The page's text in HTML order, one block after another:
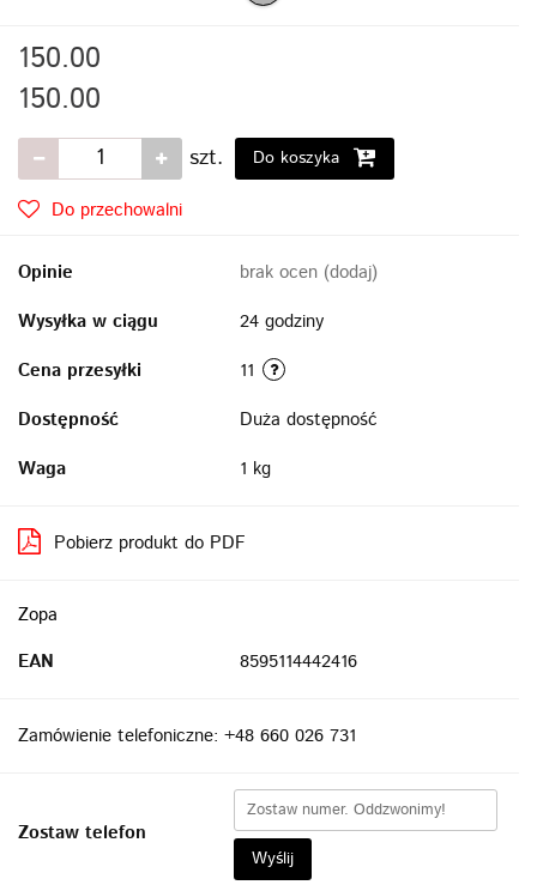
150.00
150.00
szt. Do koszyka
Do przechowalni
Opinie brak ocen (dodaj)
Wysyłka w ciągu
24 godziny
Cena przesyłki
11
Dostępność
Duża dostępność
Waga
1 kg
Pobierz produkt do PDF
Zopa
EAN
8595114442416
Zamówienie telefoniczne: +48 660 026 731
Zostaw telefon
Wyślij